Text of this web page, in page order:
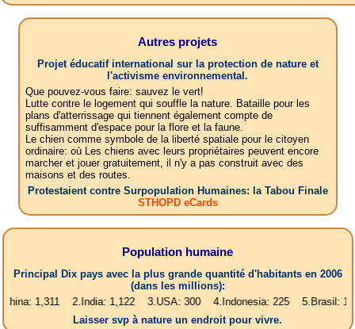
Autres projets
Projet éducatif international sur la protection de nature et
l'activisme environnemental.
Que pouvez-vous faire: sauvez le vert!
Lutte contre le logement qui souffle la nature. Bataille pour les
plans d'atterrissage qui tiennent également compte de
suffisamment d'espace pour la flore et la faune.
Le chien comme symbole de la liberté spatiale pour le citoyen
ordinaire: où Les chiens avec leurs propriétaires peuvent encore
marcher et jouer gratuitement, il n'y a pas construit avec des
maisons et des routes.
Protestaient contre Surpopulation Humaines: la Tabou Finale
STHOPD eCards
Population humaine
Principal Dix pays avec la plus grande quantité d'habitants en 2006
(dans les millions):
2.India: 1,122 3.USA: 300 4.Indonesia: 225 5.Brasil: 187
Laisser svp à nature un endroit pour vivre.